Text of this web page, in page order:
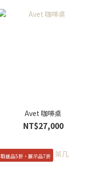
Avet 咖啡桌
NT$27,000
瑕疵品5折，展示品7折